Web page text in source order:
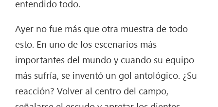
entendido todo.
Ayer no fue más que otra muestra de todo
esto. En uno de los escenarios más
importantes del mundo y cuando su equipo
más sufría, se inventó un gol antológico. ¿Su
reacción? Volver al centro del campo,